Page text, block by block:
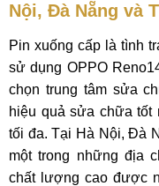
Nội, Đà Nẵng và
Pin xuống cấp là tình
sử dụng OPPO
chọn trung tâm sửa
hiệu quả sửa chữa tốt
tối đa. Tại Hà Nội, Đà
một trong những địa
chất lượng cao được